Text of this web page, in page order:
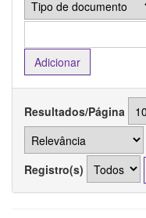
Resultados/Página
Registro(s)